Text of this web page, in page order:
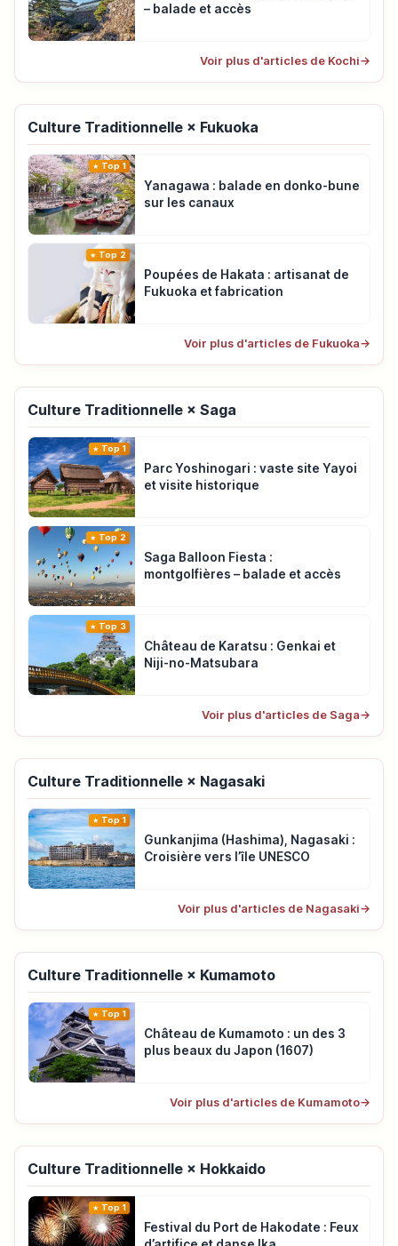
– balade et accès
Voir plus d'articles de Kochi→
Culture Traditionnelle × Fukuoka
Top 1
Yanagawa : balade en donko-bune
sur les canaux
Top 2
Poupées de Hakata : artisanat de
Fukuoka et fabrication
Voir plus d'articles de Fukuoka→
Culture Traditionnelle × Saga
Top 1
Parc Yoshinogari : vaste site Yayoi
et visite historique
Top 2
Saga Balloon Fiesta :
montgolfières – balade et accès
Top 3
Château de Karatsu : Genkai et
Niji-no-Matsubara
Voir plus d'articles de Saga→
Culture Traditionnelle × Nagasaki
Top 1
Gunkanjima (Hashima), Nagasaki :
Croisière vers l’île UNESCO
Voir plus d'articles de Nagasaki→
Culture Traditionnelle × Kumamoto
Top 1
Château de Kumamoto : un des 3
plus beaux du Japon (1607)
Voir plus d'articles de Kumamoto→
Culture Traditionnelle × Hokkaido
Top 1
Festival du Port de Hakodate : Feux